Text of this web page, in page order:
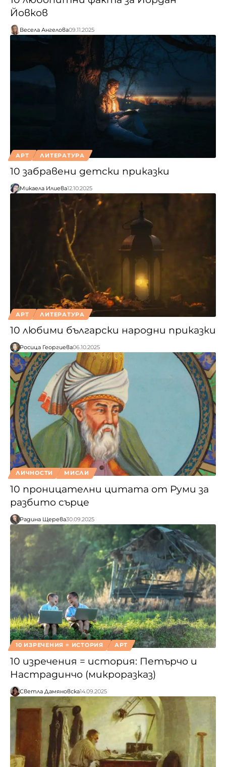
Йовков
Весела Ангелова09.11.2025
АРТ ЛИТЕРАТУРА
10 забравени детски приказки
Микаела Илиева12.10.2025
АРТ ЛИТЕРАТУРА
10 любими български народни приказки
Росица Георгиева06.10.2025
ЛИЧНОСТИ МИСЛИ
10 проницателни цитата от Руми за
разбито сърце
Радина Щерева30.09.2025
10 ИЗРЕЧЕНИЯ = ИСТОРИЯ АРТ
10 изречения = история: Петърчо и
Настрадинчо (микроразказ)
Светла Дамяновска14.09.2025